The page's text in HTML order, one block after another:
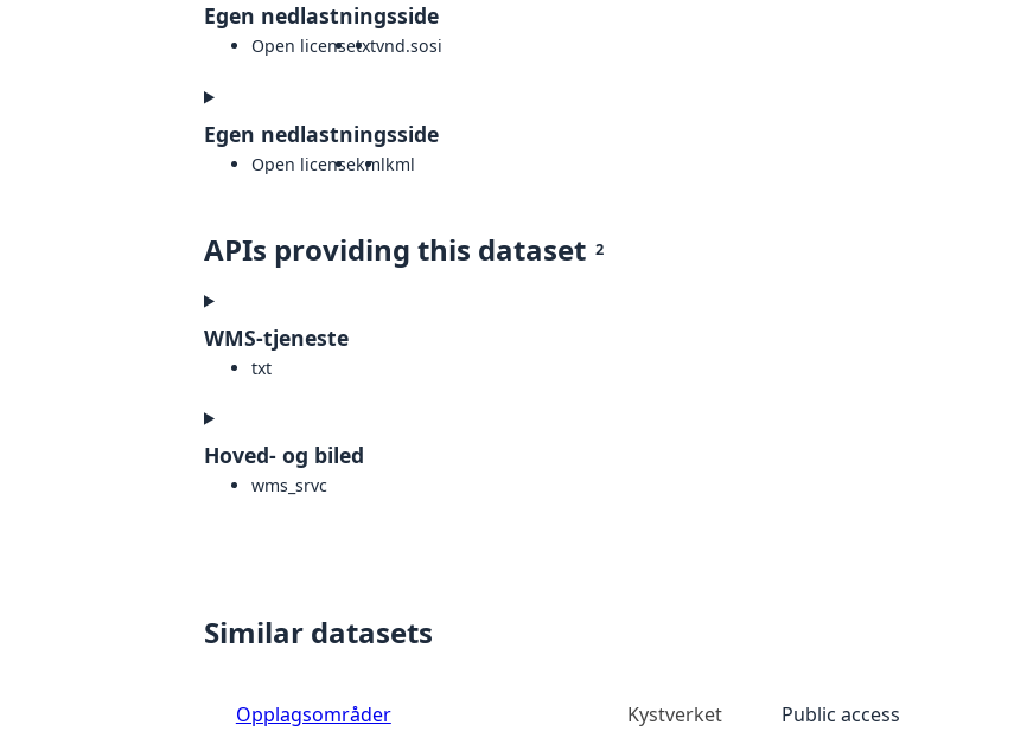
Egen nedlastningsside
Open licensetxtvnd.sosi
Egen nedlastningsside
Open licensekmlkml
APIs providing this dataset 2
WMS-tjeneste
txt
Hoved- og biled
wms_srvc
Similar datasets
Opplagsområder Kystverket Public access